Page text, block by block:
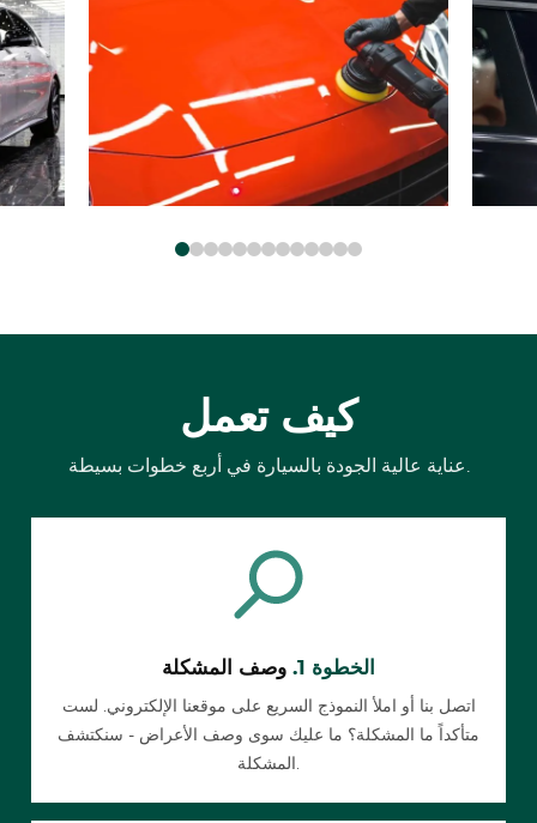
كيف تعمل
عناية عالية الجودة بالسيارة في أربع خطوات بسيطة.
الخطوة 1. وصف المشكلة
اتصل بنا أو املأ النموذج السريع على موقعنا الإلكتروني. لست
متأكداً ما المشكلة؟ ما عليك سوى وصف الأعراض - سنكتشف
المشكلة.